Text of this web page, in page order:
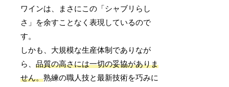
ワインは、まさにこの「シャブリらし
さ」を余すことなく表現しているので
す。
しかも、大規模な生産体制でありなが
ら、品質の高さには一切の妥協がありま
せん。熟練の職人技と最新技術を巧みに